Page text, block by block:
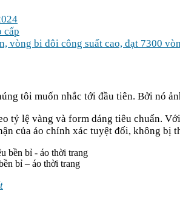
cấp
vòng bi đôi công suất cao, đạt 7300
tôi muốn nhắc tới đầu tiên. Bởi nó
tỷ lệ vàng và form dáng tiêu chuẩn.
của áo chính xác tuyệt đối, không bị
bỉ – áo thời trang